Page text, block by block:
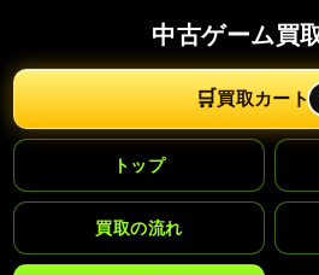
中古ゲーム買
🛒買取カート
トップ
買取の流れ